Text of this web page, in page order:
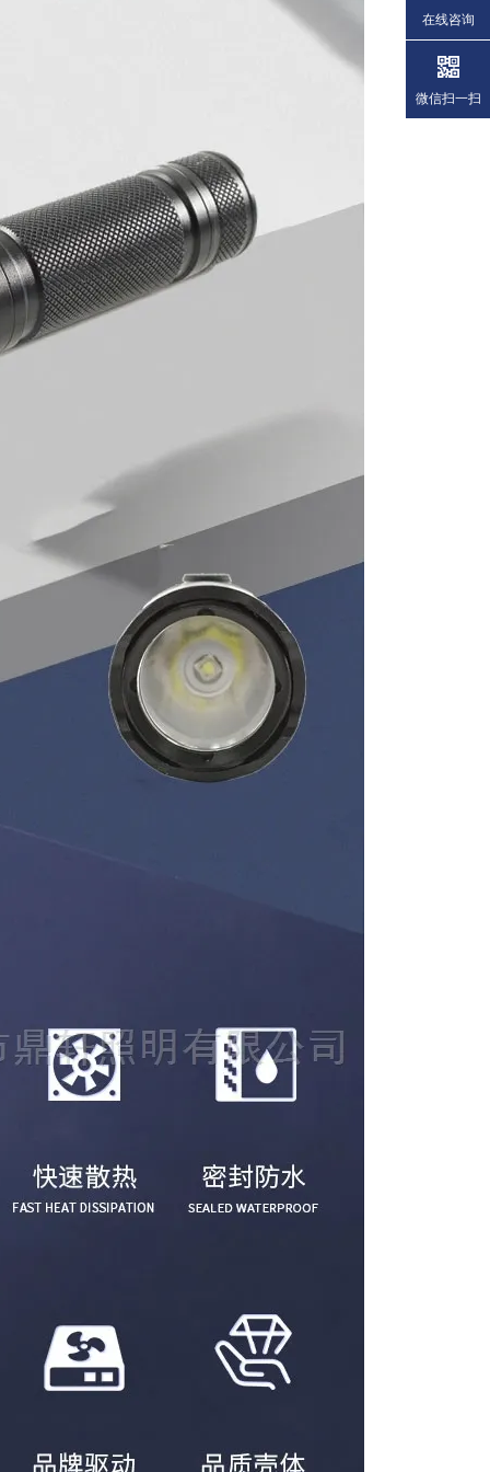
在线咨询
微信扫一扫